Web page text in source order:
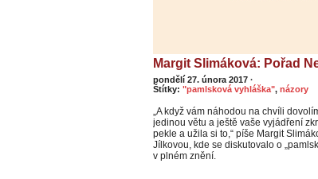
Margit Slimáková: Pořad
pondělí 27. února 2017 ·
Štítky: "pamlsková vyhláška", názory
„A když vám náhodou na chvíli
jedinou větu a ještě vaše vyjádření
pekle a užila si to,“ píše Margit
Jílkovou, kde se diskutovalo o
v plném znění.